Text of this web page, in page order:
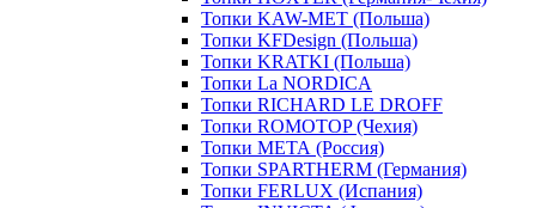
Топки KAW-MET (Польша)
Топки KFDesign (Польша)
Топки KRATKI (Польша)
Топки La NORDICA
Топки RICHARD LE DROFF
Топки ROMOTOP (Чехия)
Топки МЕТА (Россия)
Топки SPARTHERM (Германия)
Топки FERLUX (Испания)